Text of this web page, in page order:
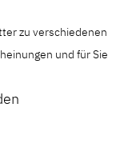
zu verschiedenen
und für Sie